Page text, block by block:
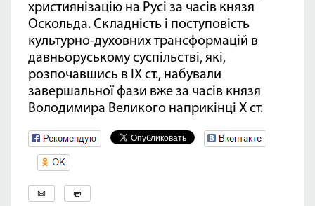
християнізацію на Русі за часів князя
Оскольда. Складність і поступовість
культурно-духовних трансформацій в
давньоруському суспільстві, які,
розпочавшись в ІХ ст., набували
завершальної фази вже за часів князя
Володимира Великого наприкінці Х ст.